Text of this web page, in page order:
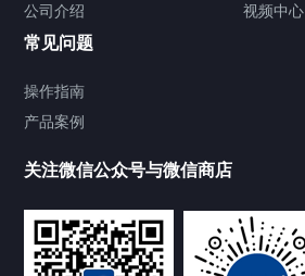
Chiller直冷控温机组
Heating Circulator加热循环器
Freezer低温箱
公司介绍
视频中心
常见问题
操作指南
产品案例
关注微信公众号与微信商店